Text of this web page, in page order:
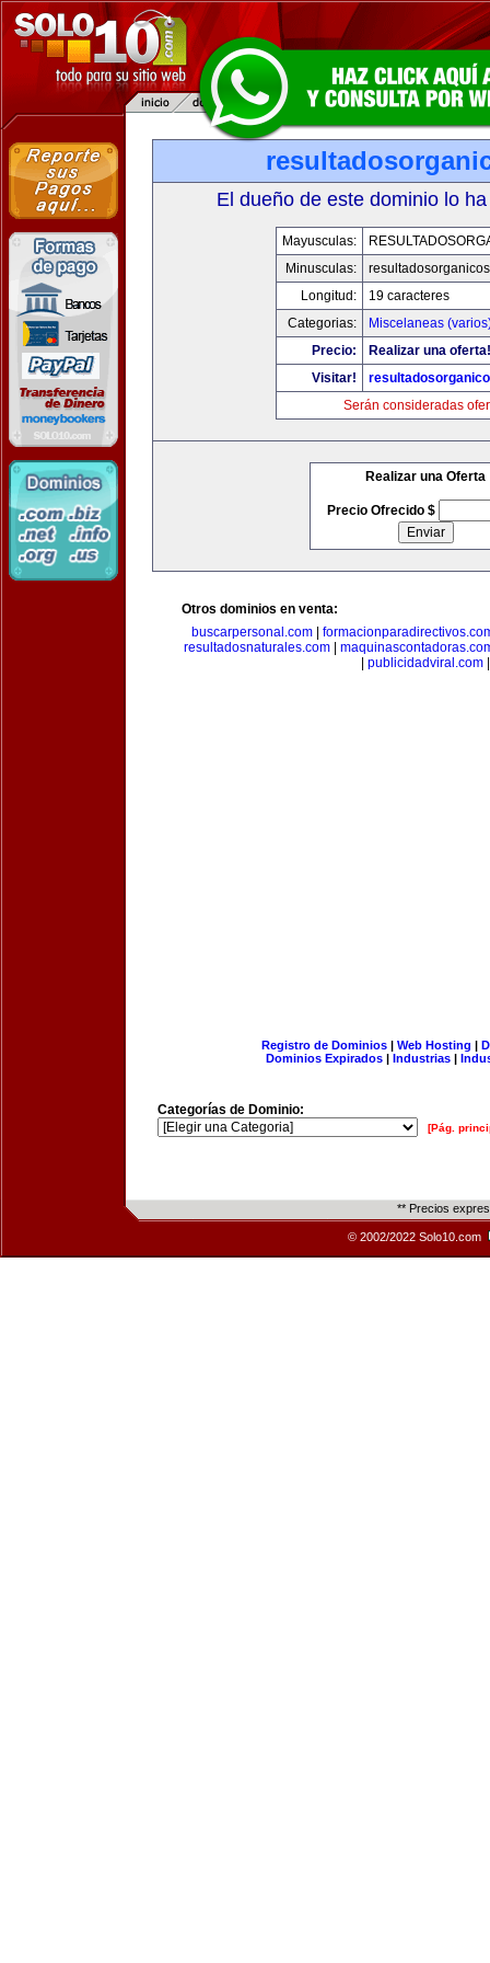
El dueño de este dominio lo
Mayusculas:
Minusculas:
Longitud:
19 caracteres
Categorias:
Miscelaneas
Precio:
Realizar una oferta!
Visitar!
Serán consideradas
Realizar una Oferta
Precio Ofrecido $
Otros dominios en venta:
buscarpersonal.com|
resultadosnaturales.com|
publicidadviral.com
Registro de Dominios| Web Hosting |
Dominios Expirados | Industrias |
Categorías de Dominio:
[Pág.
** Precios
© 2002/2022 Solo10.com